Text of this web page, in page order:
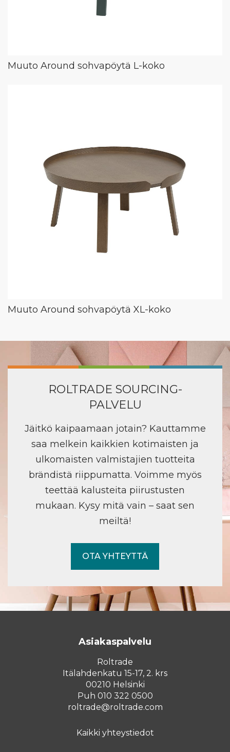
Muuto Around sohvapöytä L-koko
Muuto Around sohvapöytä XL-koko
ROLTRADE SOURCING-
PALVELU
Jäitkö kaipaamaan jotain? Kauttamme
saa melkein kaikkien kotimaisten ja
ulkomaisten valmistajien tuotteita
brändistä riippumatta. Voimme myös
teettää kalusteita piirustusten
mukaan. Kysy mitä vain – saat sen
meiltä!
OTA YHTEYTTÄ
Asiakaspalvelu
Roltrade
Itälahdenkatu 15-17, 2. krs
00210 Helsinki
Puh 010 322 0500
roltrade@roltrade.com
Kaikki yhteystiedot